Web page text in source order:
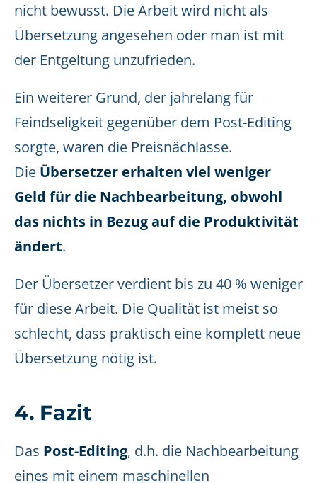
nicht bewusst. Die Arbeit wird nicht als
Übersetzung angesehen oder man ist mit
der Entgeltung unzufrieden.
Ein weiterer Grund, der jahrelang für
Feindseligkeit gegenüber dem Post-Editing
sorgte, waren die Preisnächlasse.
Die Übersetzer erhalten viel weniger
Geld für die Nachbearbeitung, obwohl
das nichts in Bezug auf die Produktivität
ändert.
Der Übersetzer verdient bis zu 40 % weniger
für diese Arbeit. Die Qualität ist meist so
schlecht, dass praktisch eine komplett neue
Übersetzung nötig ist.
4. Fazit
Das Post-Editing, d.h. die Nachbearbeitung
eines mit einem maschinellen